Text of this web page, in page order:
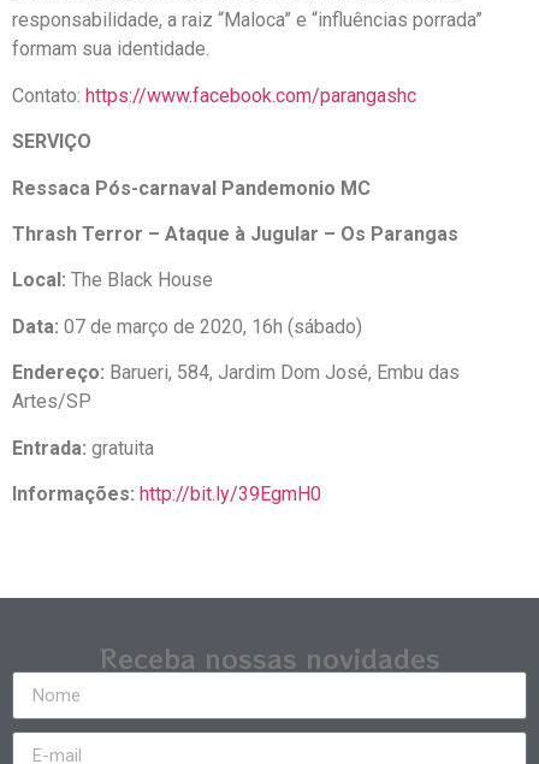
responsabilidade, a raiz “Maloca” e “influências porrada”
formam sua identidade.
Contato: https://www.facebook.com/parangashc
SERVIÇO
Ressaca Pós-carnaval Pandemonio MC
Thrash Terror – Ataque à Jugular – Os Parangas
Local: The Black House
Data: 07 de março de 2020, 16h (sábado)
Endereço: Barueri, 584, Jardim Dom José, Embu das
Artes/SP
Entrada: gratuita
Informações: http://bit.ly/39EgmH0
Receba nossas novidades